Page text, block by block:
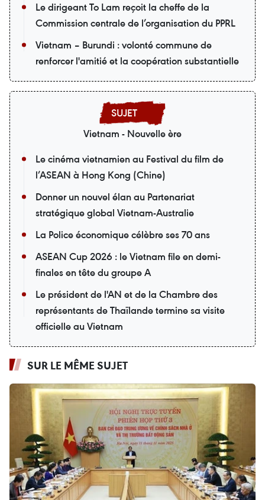
Le dirigeant To Lam reçoit la cheffe de la
Commission centrale de l’organisation du PPRL
Vietnam – Burundi : volonté commune de
renforcer l'amitié et la coopération substantielle
Vietnam - Nouvelle ère
Le cinéma vietnamien au Festival du film de
l’ASEAN à Hong Kong (Chine)
Donner un nouvel élan au Partenariat
stratégique global Vietnam-Australie
La Police économique célèbre ses 70 ans
ASEAN Cup 2026 : le Vietnam file en demi-
finales en tête du groupe A
Le président de l'AN et de la Chambre des
représentants de Thaïlande termine sa visite
officielle au Vietnam
SUR LE MÊME SUJET